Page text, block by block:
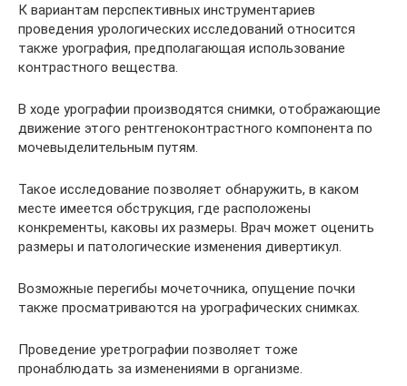
К вариантам перспективных инструментариев
проведения урологических исследований относится
также урография, предполагающая использование
контрастного вещества.
В ходе урографии производятся снимки, отображающие
движение этого рентгеноконтрастного компонента по
мочевыделительным путям.
Такое исследование позволяет обнаружить, в каком
месте имеется обструкция, где расположены
конкременты, каковы их размеры. Врач может оценить
размеры и патологические изменения дивертикул.
Возможные перегибы мочеточника, опущение почки
также просматриваются на урографических снимках.
Проведение уретрографии позволяет тоже
пронаблюдать за изменениями в организме.